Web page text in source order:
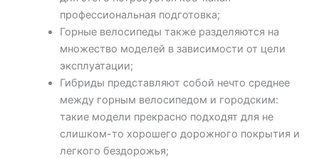
профессиональная подготовка;
Горные велосипеды также разделяются на
множество моделей в зависимости от цели
эксплуатации;
Гибриды представляют собой нечто среднее
между горным велосипедом и городским:
такие модели прекрасно подходят для не
слишком-то хорошего дорожного покрытия и
легкого бездорожья;